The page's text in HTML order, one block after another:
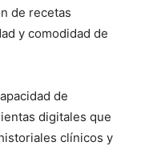
de recetas
y comodidad de
de
digitales que
clínicos y